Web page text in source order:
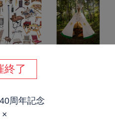
終了
周年記念
×